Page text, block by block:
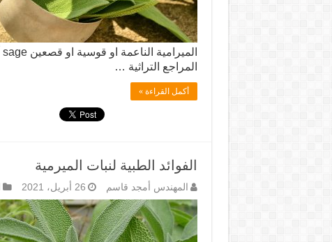
المراجع التراثية …
أكمل القراءة »
الفوائد الطبية لنبات الميرمية
المهندس أمجد قاسم 26 أبريل، 2021